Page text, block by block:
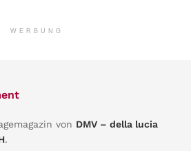
WERBUNG
von DMV – della lucia
.